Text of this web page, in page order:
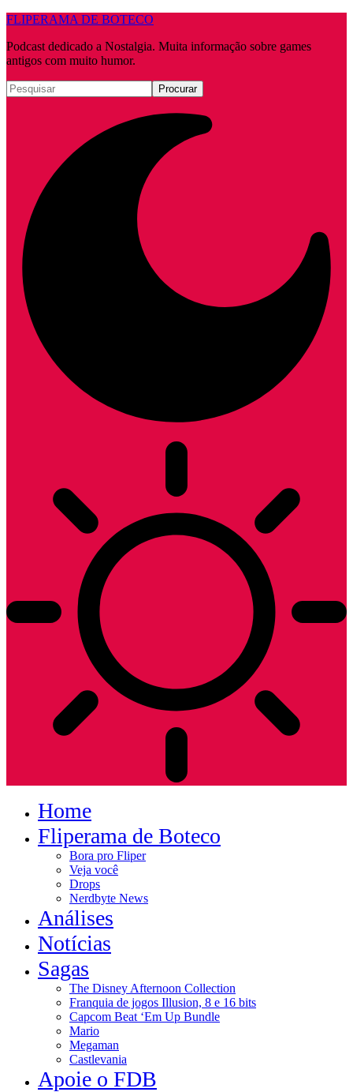
FLIPERAMA DE BOTECO
Podcast dedicado a Nostalgia. Muita informação sobre games
antigos com muito humor.
Home
Fliperama de Boteco
Bora pro Fliper
Veja você
Drops
Nerdbyte News
Análises
Notícias
Sagas
The Disney Afternoon Collection
Franquia de jogos Illusion, 8 e 16 bits
Capcom Beat ‘Em Up Bundle
Mario
Megaman
Castlevania
Apoie o FDB